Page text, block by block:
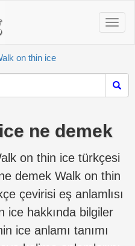
on thin ice
ne demek
on thin ice türkçesi
demek Walk on thin
çevirisi eş anlamlısı
ice hakkında bilgiler
ice anlamı tanımı